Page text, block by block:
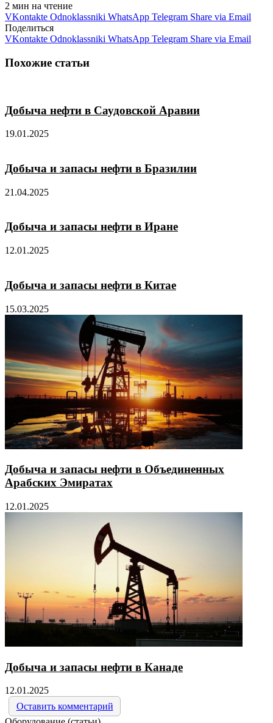
2 мин на чтение
VKontakte Odnoklassniki WhatsApp Telegram Share via Email
Поделиться
VKontakte Odnoklassniki WhatsApp Telegram Share via Email
Похожие статьи
Добыча нефти в Саудовской Аравии
19.01.2025
Добыча и запасы нефти в Бразилии
21.04.2025
Добыча и запасы нефти в Иране
12.01.2025
Добыча и запасы нефти в Китае
15.03.2025
Добыча и запасы нефти в Объединенных
Арабских Эмиратах
12.01.2025
Добыча и запасы нефти в Канаде
12.01.2025
Оставить комментарий